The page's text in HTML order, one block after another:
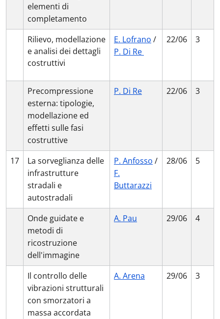
elementi di
completamento
Rilievo, modellazione
e analisi dei dettagli
costruttivi
E. Lofrano /
P. Di Re
22/06 3
Precompressione
esterna: tipologie,
modellazione ed
effetti sulle fasi
costruttive
P. Di Re 22/06 3
17
La sorveglianza delle
infrastrutture
stradali e
autostradali
P. Anfosso /
F.
Buttarazzi
28/06 5
Onde guidate e
metodi di
ricostruzione
dell'immagine
A. Pau 29/06 4
Il controllo delle
vibrazioni strutturali
con smorzatori a
massa accordata
A. Arena 29/06 3